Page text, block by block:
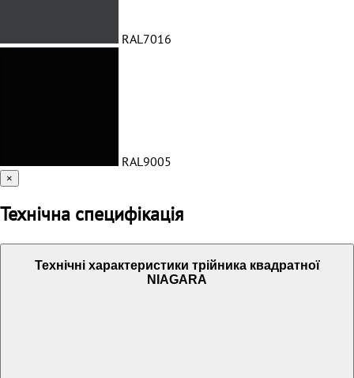
RAL7016
RAL9005
×
Технічна специфікація
Технічні характеристики трійника квадратної
NIAGARA